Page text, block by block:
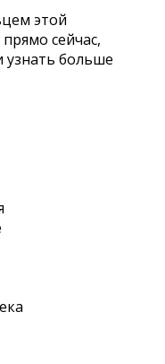
этой
сейчас,
узнать больше